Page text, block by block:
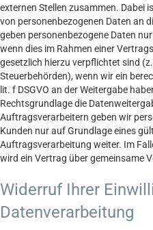
externen Stellen zusammen. Dabei
von personenbezogenen Daten an
geben personenbezogene Daten
wenn dies im Rahmen einer
gesetzlich hierzu verpflichtet sind
Steuerbehörden), wenn wir ein
lit. f DSGVO an der Weitergabe
Rechtsgrundlage die
Auftragsverarbeitern geben wir
Kunden nur auf Grundlage eines
Auftragsverarbeitung weiter. Im
wird ein Vertrag über gemeinsame
Widerruf Ihrer
Datenverarbeitung